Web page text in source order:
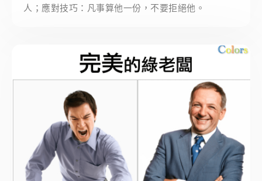
人；應對技巧：凡事算他一份，不要拒絕他。